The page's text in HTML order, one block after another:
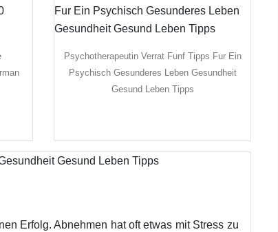
Psychotherapeutin Verrat Funf Tipps Fur Ein
Psychisch Gesunderes Leben Gesundheit
Gesund Leben Tipps
Erfolg. Abnehmen hat oft etwas mit Stress zu